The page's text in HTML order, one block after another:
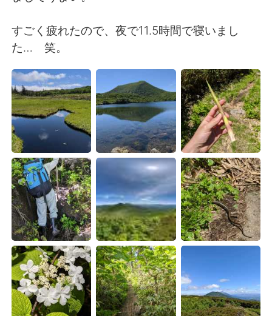
Indonesia Italiano
Türkçe Tiếng Việt
Português
すごく疲れたので、夜で11.5時間で寝いまし
た… 笑。